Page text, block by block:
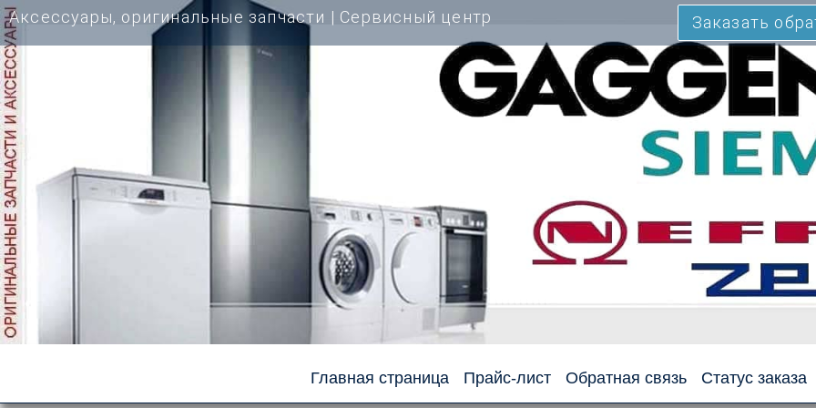
Перейти
к
содержимому
Аксессуары, оригинальные запчасти | Cервисный центр Заказать
Главная страница Прайс-лист Обратная связь Статус заказа